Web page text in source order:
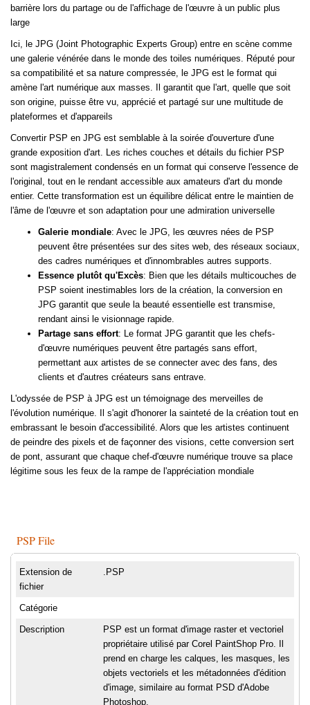
barrière lors du partage ou de l'affichage de l'œuvre à un public plus
large
Ici, le JPG (Joint Photographic Experts Group) entre en scène comme
une galerie vénérée dans le monde des toiles numériques. Réputé pour
sa compatibilité et sa nature compressée, le JPG est le format qui
amène l'art numérique aux masses. Il garantit que l'art, quelle que soit
son origine, puisse être vu, apprécié et partagé sur une multitude de
plateformes et d'appareils
Convertir PSP en JPG est semblable à la soirée d'ouverture d'une
grande exposition d'art. Les riches couches et détails du fichier PSP
sont magistralement condensés en un format qui conserve l'essence de
l'original, tout en le rendant accessible aux amateurs d'art du monde
entier. Cette transformation est un équilibre délicat entre le maintien de
l'âme de l'œuvre et son adaptation pour une admiration universelle
Galerie mondiale: Avec le JPG, les œuvres nées de PSP
peuvent être présentées sur des sites web, des réseaux sociaux,
des cadres numériques et d'innombrables autres supports.
Essence plutôt qu'Excès: Bien que les détails multicouches de
PSP soient inestimables lors de la création, la conversion en
JPG garantit que seule la beauté essentielle est transmise,
rendant ainsi le visionnage rapide.
Partage sans effort: Le format JPG garantit que les chefs-
d'œuvre numériques peuvent être partagés sans effort,
permettant aux artistes de se connecter avec des fans, des
clients et d'autres créateurs sans entrave.
L'odyssée de PSP à JPG est un témoignage des merveilles de
l'évolution numérique. Il s'agit d'honorer la sainteté de la création tout en
embrassant le besoin d'accessibilité. Alors que les artistes continuent
de peindre des pixels et de façonner des visions, cette conversion sert
de pont, assurant que chaque chef-d'œuvre numérique trouve sa place
légitime sous les feux de la rampe de l'appréciation mondiale
PSP File
Extension de
fichier
.PSP
Catégorie
Description
PSP est un format d'image raster et vectoriel
propriétaire utilisé par Corel PaintShop Pro. Il
prend en charge les calques, les masques, les
objets vectoriels et les métadonnées d'édition
d'image, similaire au format PSD d'Adobe
Photoshop.